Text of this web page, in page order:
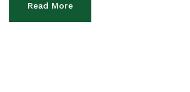
Read More